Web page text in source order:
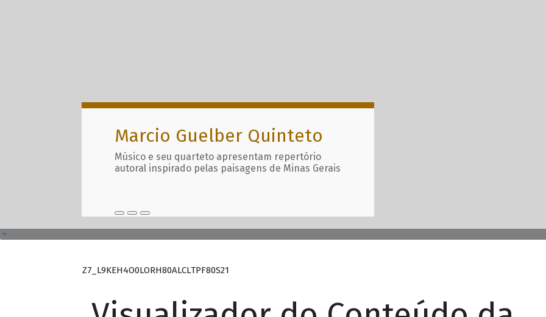
Marcio Guelber Quinteto
Músico e seu quarteto apresentam repertório
autoral inspirado pelas paisagens de Minas Gerais
Z7_L9KEH4O0LORH80ALCLTPF80S21